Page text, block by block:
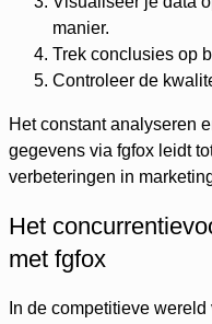
manier.
Trek conclusies op
Controleer de
Het constant analyseren
gegevens via fgfox leidt
verbeteringen in
Het
met fgfox
In de competitieve